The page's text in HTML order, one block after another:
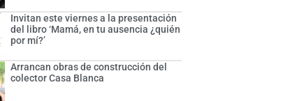
Invitan este viernes a la presentación
del libro ‘Mamá, en tu ausencia ¿quién
por mí?’
Arrancan obras de construcción del
colector Casa Blanca